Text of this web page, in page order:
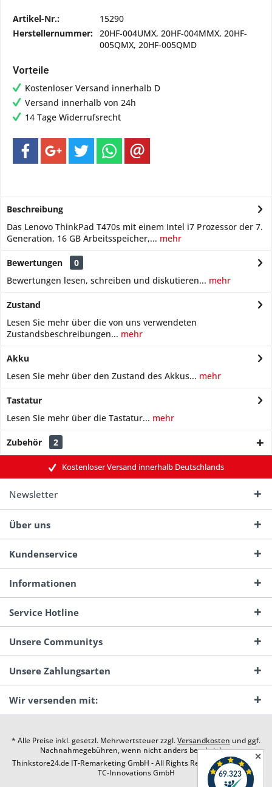
Artikel-Nr.:
15290
Herstellernummer: 20HF-004UMX, 20HF-004MMX, 20HF-
005QMX, 20HF-005QMD
Vorteile
Kostenloser Versand innerhalb D
Versand innerhalb von 24h
14 Tage Widerrufsrecht
Beschreibung
Das Lenovo ThinkPad T470s mit einem Intel i7 Prozessor der 7.
Generation, 16 GB Arbeitsspeicher,... mehr
Bewertungen
0
Bewertungen lesen, schreiben und diskutieren... mehr
Zustand
Lesen Sie mehr über die von uns verwendeten
Zustandsbeschreibungen... mehr
Akku
Lesen Sie mehr über den Zustand des Akkus... mehr
Tastatur
Lesen Sie mehr über die Tastatur... mehr
Zubehör 2
Kostenloser Versand innerhalb Deutschlands
Newsletter
Über uns
Kundenservice
Informationen
Service Hotline
Unsere Communitys
Unsere Zahlungsarten
Wir versenden mit:
* Alle Preise inkl. gesetzl. Mehrwertsteuer zzgl.Versandkosten und ggf.
Nachnahmegebühren, wenn nicht anders beschrieben
Thinkstore24.de IT-Remarketing GmbH - All Rights Reserved. Design by
TC-Innovations GmbH
✕